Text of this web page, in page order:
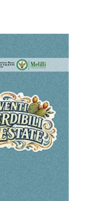
a responsabilit...